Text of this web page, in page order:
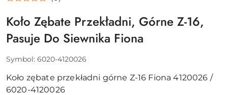
Koło Zębate Przekładni, Górne Z-16,
Pasuje Do Siewnika Fiona
Symbol: 6020-4120026
Koło zębate przekładni górne Z-16 Fiona 4120026 /
6020-4120026